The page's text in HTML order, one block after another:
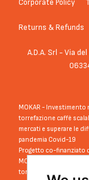
Corporate Policy
Returns & Refunds
A.D.A. Srl - Via
MOKAR -
torrefazione caffè
mercati e superare le
pandemia Covid-19
Progetto co-finanziato
MOK-ACT - Mokarico:
torrefazione toscana